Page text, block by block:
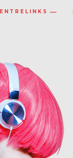
ENTRELINKS